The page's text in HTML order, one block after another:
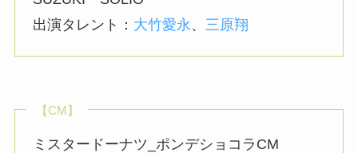
出演タレント： 大竹愛永、三原翔
【CM】
ミスタードーナツ_ポンデショコラCM